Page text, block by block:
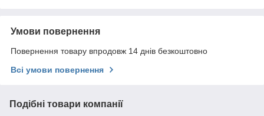
Умови повернення
Повернення товару впродовж 14 днів безкоштовно
Всі умови повернення
Подібні товари компанії